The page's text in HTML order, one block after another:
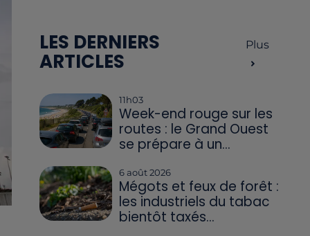
LES DERNIERS
ARTICLES
Plus
11h03
Week-end rouge sur les
routes : le Grand Ouest
se prépare à un...
6 août 2026
Mégots et feux de forêt :
les industriels du tabac
bientôt taxés...